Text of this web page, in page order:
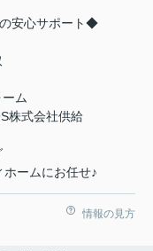
安心サポート◆
ム
株式会社供給
ームにお任せ♪
情報の見方